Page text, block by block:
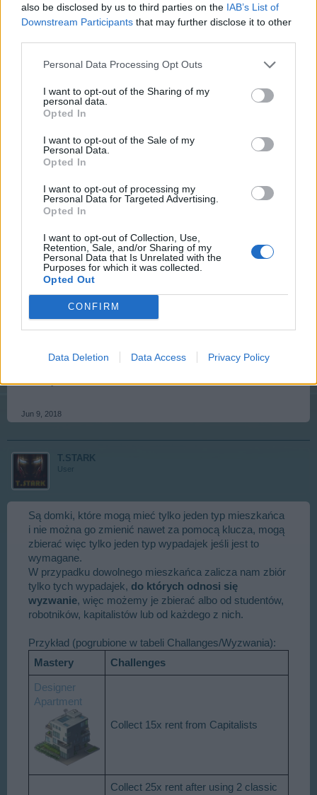
also be disclosed by us to third parties on the IAB’s List of
Downstream Participants that may further disclose it to other
Personal Data Processing Opt Outs
I want to opt-out of the Sharing of my
personal data.
Opted In
I want to opt-out of the Sale of my
Personal Data.
Opted In
I want to opt-out of processing my
Personal Data for Targeted Advertising.
Opted In
I want to opt-out of Collection, Use,
Retention, Sale, and/or Sharing of my
Personal Data that Is Unrelated with the
Purposes for which it was collected.
Opted Out
CONFIRM
Data Deletion Data Access Privacy Policy
Dezeta5 said:↑
szkole zamiast angielskiego KAZALI mi się uczyć ruskiego).
Mam nadzieję, że się go pilnie uczyłeś, bo to bardzo
pożyteczny język - również logując się do gry, możesz
wybrać grę w języku rosyjskim
gry nie jest potrzebny, w grze wystarczy kierować się
czystą intuicją
krasnoludek10likes this.
krasnoludek10
User
a np. w jakich domkach potrzebne są wypadajki do
zdobycie punktów produkcyjnych z domku studenta jest
chyba niemożliwe i wtedy trzeba kupić klucze. Tu jest
haczyk.
Jun 9, 2018
T.STARK
User
Są domki, które mogą mieć tylko jeden typ mieszkańca
i nie można go zmienić nawet za pomocą klucza, mogą
zbierać więc tylko jeden typ wypadajek jeśli jest to
wymagane.
W przypadku dowolnego mieszkańca zalicza nam zbiór
tylko tych wypadajek, do których odnosi się
wyzwanie, więc możemy je zbierać albo od studentów,
robotników, kapitalistów lub od każdego z nich.
Przykład (pogrubione w tabeli Challanges/Wyzwania):
Mastery
Challenges
Designer
Apartment
Collect 15x rent from Capitalists
Collect 25x rent after using 2 classic